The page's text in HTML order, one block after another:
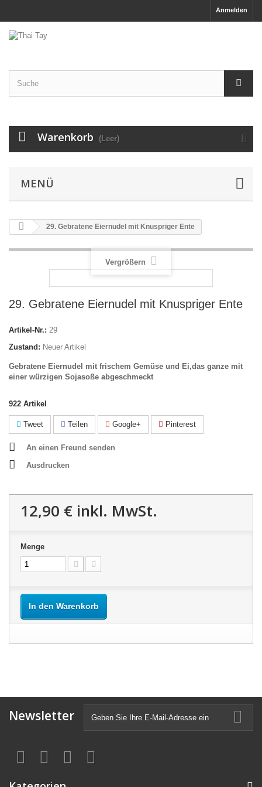
Anmelden
Warenkorb (Leer)
MENÜ
29. Gebratene Eiernudel mit Knuspriger Ente
Vergrößern
29. Gebratene Eiernudel mit Knuspriger Ente
Artikel-Nr.: 29
Zustand: Neuer Artikel
Gebratene Eiernudel mit frischem Gemüse und Ei,das ganze mit
einer würzigen Sojasoße abgeschmeckt
922 Artikel
Tweet Teilen Google+ Pinterest
An einen Freund senden
Ausdrucken
12,90 € inkl. MwSt.
Menge
In den Warenkorb
Newsletter